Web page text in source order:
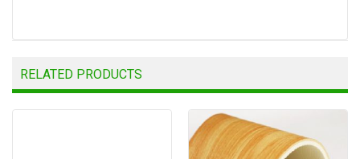
RELATED PRODUCTS